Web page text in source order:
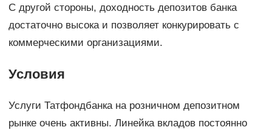
С другой стороны, доходность депозитов банка
достаточно высока и позволяет конкурировать с
коммерческими организациями.
Условия
Услуги Татфондбанка на розничном депозитном
рынке очень активны. Линейка вкладов постоянно